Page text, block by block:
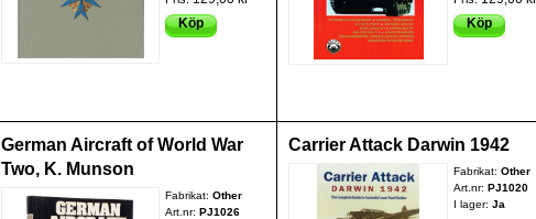
Köp
Köp
German Aircraft of World War
Two, K. Munson
Fabrikat:Other
Art.nr:PJ1026
Carrier Attack Darwin 1942
Fabrikat: Other
Art.nr: PJ1020
I lager: Ja